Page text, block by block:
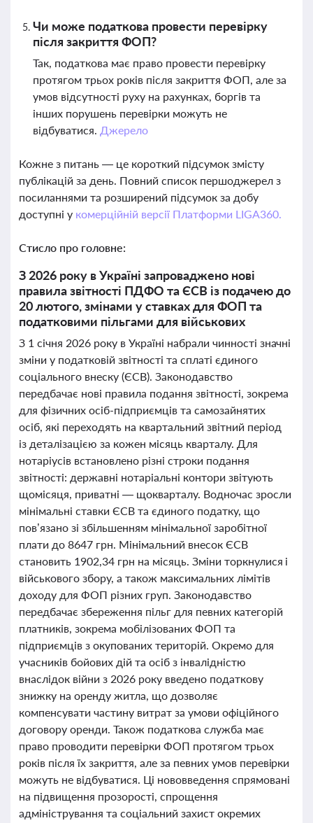
Чи може податкова провести перевірку
після закриття ФОП?
Так, податкова має право провести перевірку
протягом трьох років після закриття ФОП, але за
умов відсутності руху на рахунках, боргів та
інших порушень перевірки можуть не
відбуватися. Джерело
Кожне з питань — це короткий підсумок змісту
публікацій за день. Повний список першоджерел з
посиланнями та розширений підсумок за добу
доступні у комерційній версії Платформи LIGA360.
Стисло про головне:
З 2026 року в Україні запроваджено нові
правила звітності ПДФО та ЄСВ із подачею до
20 лютого, змінами у ставках для ФОП та
податковими пільгами для військових
З 1 січня 2026 року в Україні набрали чинності значні
зміни у податковій звітності та сплаті єдиного
соціального внеску (ЄСВ). Законодавство
передбачає нові правила подання звітності, зокрема
для фізичних осіб-підприємців та самозайнятих
осіб, які переходять на квартальний звітний період
із деталізацією за кожен місяць кварталу. Для
нотаріусів встановлено різні строки подання
звітності: державні нотаріальні контори звітують
щомісяця, приватні — щокварталу. Водночас зросли
мінімальні ставки ЄСВ та єдиного податку, що
пов’язано зі збільшенням мінімальної заробітної
плати до 8647 грн. Мінімальний внесок ЄСВ
становить 1902,34 грн на місяць. Зміни торкнулися і
військового збору, а також максимальних лімітів
доходу для ФОП різних груп. Законодавство
передбачає збереження пільг для певних категорій
платників, зокрема мобілізованих ФОП та
підприємців з окупованих територій. Окремо для
учасників бойових дій та осіб з інвалідністю
внаслідок війни з 2026 року введено податкову
знижку на оренду житла, що дозволяє
компенсувати частину витрат за умови офіційного
договору оренди. Також податкова служба має
право проводити перевірки ФОП протягом трьох
років після їх закриття, але за певних умов перевірки
можуть не відбуватися. Ці нововведення спрямовані
на підвищення прозорості, спрощення
адміністрування та соціальний захист окремих